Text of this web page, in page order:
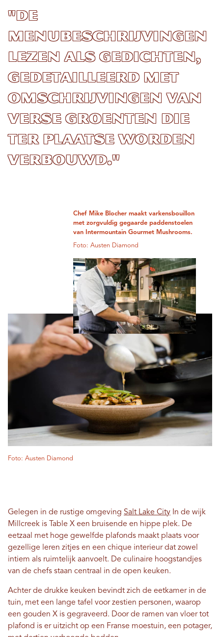
"De
menubeschrijvingen
lezen als gedichten,
gedetailleerd met
omschrijvingen van
verse groenten die
ter plaatse worden
verbouwd."
Chef Mike Blocher maakt varkensbouillon
met zorgvuldig gegaarde paddenstoelen
van Intermountain Gourmet Mushrooms.
Foto: Austen Diamond
Foto: Austen Diamond
Gelegen in de rustige omgeving Salt Lake City In de wijk
Millcreek is Table X een bruisende en hippe plek. De
eetzaal met hoge gewelfde plafonds maakt plaats voor
gezellige leren zitjes en een chique interieur dat zowel
intiem als ruimtelijk aanvoelt. De culinaire hoogstandjes
van de chefs staan ​​centraal in de open keuken.
Achter de drukke keuken bevindt zich de eetkamer in de
tuin, met een lange tafel voor zestien personen, waarop
een gouden X is gegraveerd. Door de ramen van vloer tot
plafond is er uitzicht op een Franse moestuin, een potager,